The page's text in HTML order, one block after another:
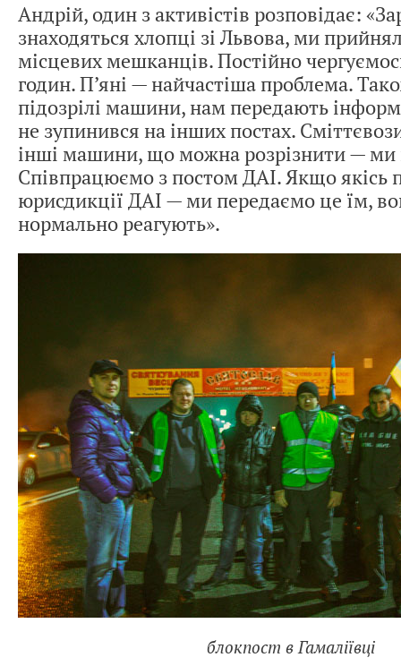
Андрій, один з активістів розповідає:
знаходяться хлопці зі Львова, ми
місцевих мешканців. Постійно
годин. П’яні — найчастіша проблема.
підозрілі машини, нам передають
не зупинився на інших постах.
інші машини, що можна розрізнити — ми
Співпрацюємо з постом ДАІ. Якщо якісь
юрисдикції ДАІ — ми передаємо це їм,
нормально реагують».
блокпост в Гамаліївці